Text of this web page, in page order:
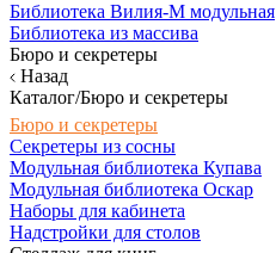
Библиотека Вилия-М модульная
Библиотека из массива
Бюро и секретеры
Назад
Каталог/Бюро и секретеры
Бюро и секретеры
Секретеры из сосны
Модульная библиотека Купава
Модульная библиотека Оскар
Наборы для кабинета
Надстройки для столов